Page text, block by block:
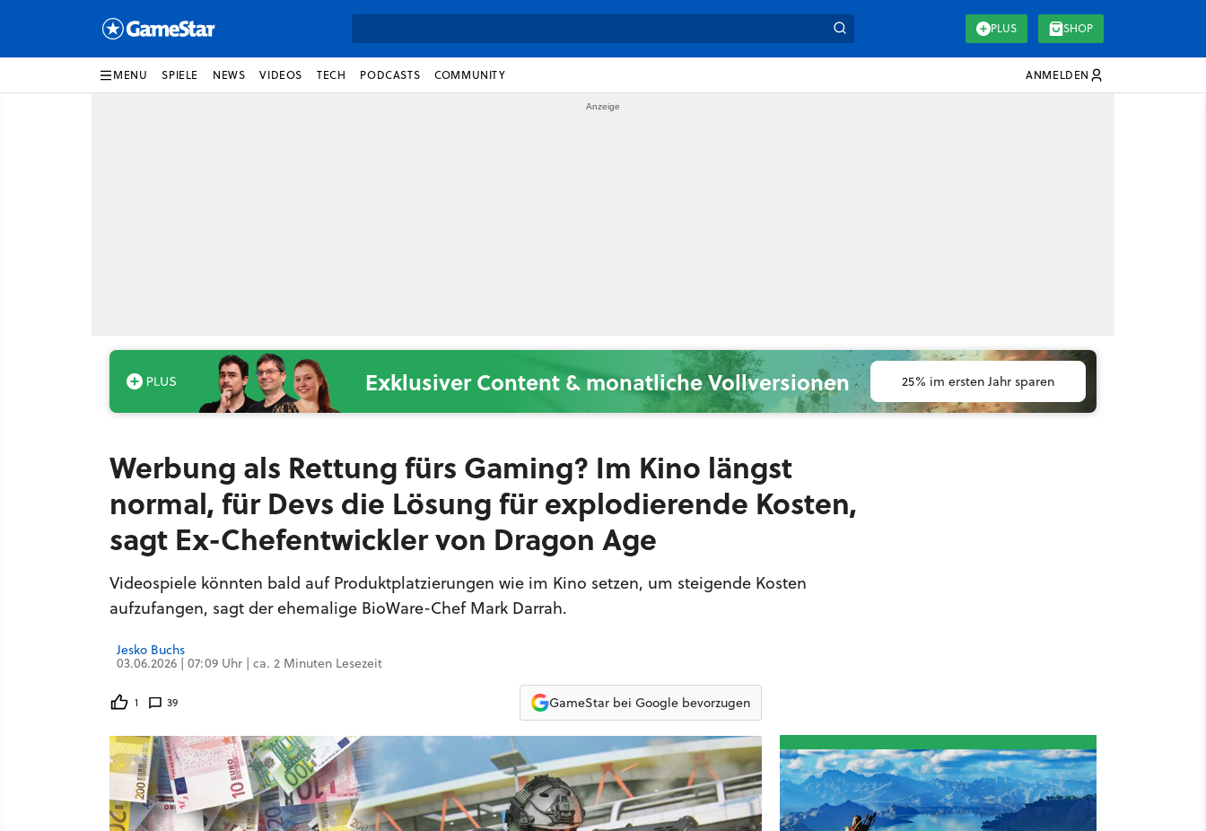
PLUS SHOP
MENU SPIELE NEWS VIDEOS TECH PODCASTS COMMUNITY ANMELDEN
Exklusiver Content & monatliche Vollversionen 25% im ersten Jahr sparen
Werbung als Rettung fürs Gaming? Im Kino längst
normal, für Devs die Lösung für explodierende Kosten,
sagt Ex-Chefentwickler von Dragon Age
Videospiele könnten bald auf Produktplatzierungen wie im Kino setzen, um steigende Kosten
aufzufangen, sagt der ehemalige BioWare-Chef Mark Darrah.
Jesko Buchs
03.06.2026 | 07:09 Uhr | ca. 2 Minuten Lesezeit
1 39 GameStar bei Google bevorzugen